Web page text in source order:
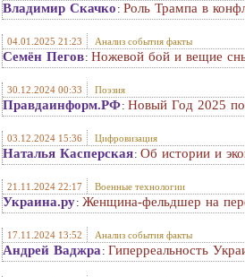
Владимир Скачко : Роль Трампа в
04.01.2025 21:23 Анализ события факты
Семён Пегов: Ножевой бой и вещие
30.12.2024 00:33 Поэзия
Правдаинформ.РФ: Новый Год 2025
03.12.2024 15:36 Цифровизация
Наталья Касперская: Об истории и
21.11.2024 22:17 Военные технологии
Украина.ру: Женщина-фельдшер на
17.11.2024 13:52 Анализ события факты
Андрей Ваджра : Гиперреальность